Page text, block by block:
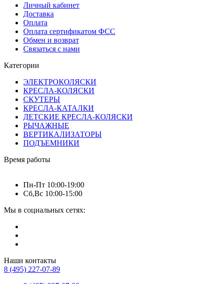
Личный кабинет
Доставка
Оплата
Оплата сертификатом ФСС
Обмен и возврат
Связаться с нами
Категории
ЭЛЕКТРОКОЛЯСКИ
КРЕСЛА-КОЛЯСКИ
СКУТЕРЫ
КРЕСЛА-КАТАЛКИ
ДЕТСКИЕ КРЕСЛА-КОЛЯСКИ
РЫЧАЖНЫЕ
ВЕРТИКАЛИЗАТОРЫ
ПОДЪЕМНИКИ
Время работы
Пн-Пт 10:00-19:00
Сб,Вс 10:00-15:00
Мы в социальных сетях:
Наши контакты
8 (495) 227-07-89